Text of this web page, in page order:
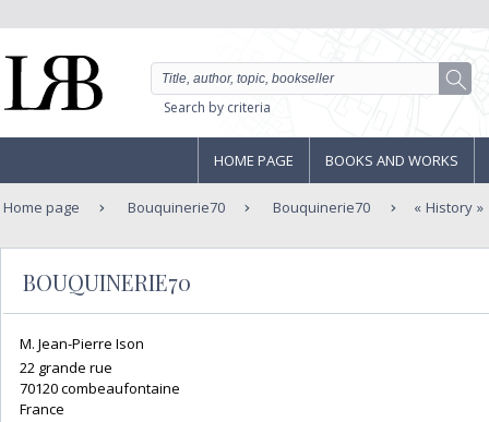
Search by criteria
HOME PAGE BOOKS AND WORKS
Home page Bouquinerie70 Bouquinerie70 History
BOUQUINERIE70
M. Jean-Pierre Ison
22 grande rue
70120 combeaufontaine
France